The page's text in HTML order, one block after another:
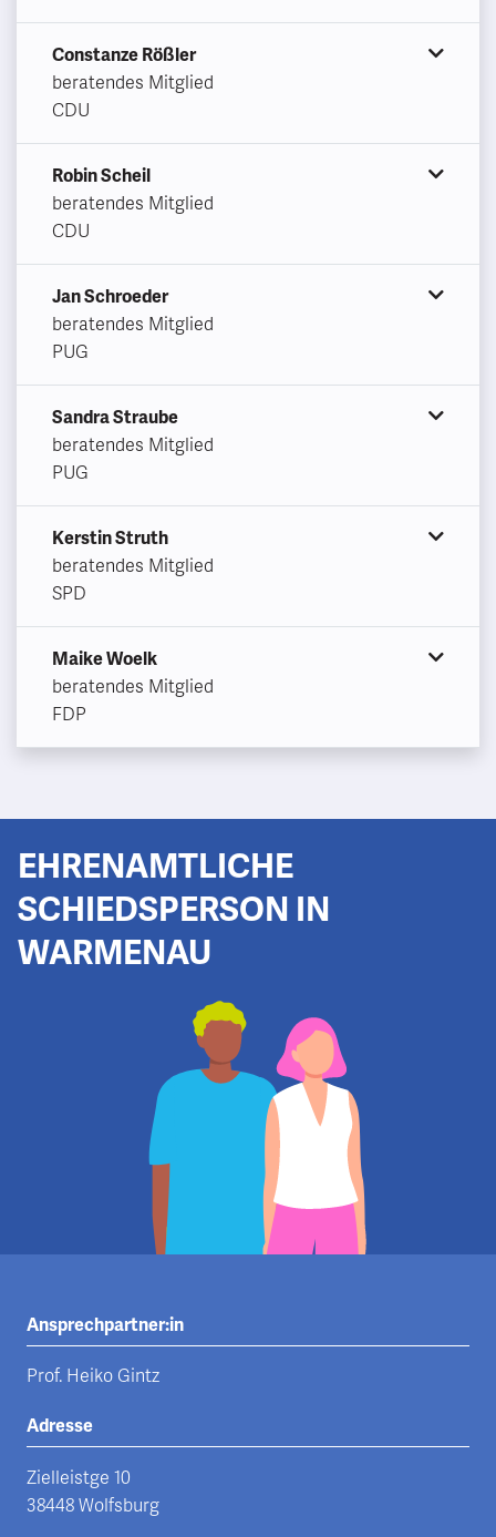
Constanze Rößler
beratendes Mitglied
CDU
Robin Scheil
beratendes Mitglied
CDU
Jan Schroeder
beratendes Mitglied
PUG
Sandra Straube
beratendes Mitglied
PUG
Kerstin Struth
beratendes Mitglied
SPD
Maike Woelk
beratendes Mitglied
FDP
EHRENAMTLICHE
SCHIEDSPERSON IN
WARMENAU
Ansprechpartner:in
Prof. Heiko Gintz
Adresse
Zielleistge 10
38448 Wolfsburg